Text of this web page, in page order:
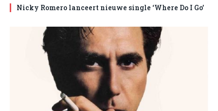
Nicky Romero lanceert nieuwe single ‘Where Do I Go’